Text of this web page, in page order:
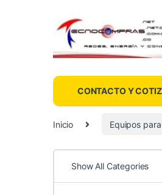
CONTACTO Y
Inicio Equipos
Show All Categories